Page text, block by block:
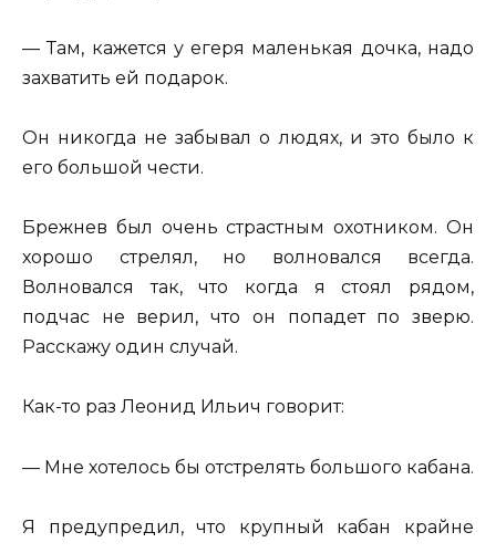
— Там, кажется у егеря маленькая дочка, надо
захватить ей подарок.
Он никогда не забывал о людях, и это было к
его большой чести.
Брежнев был очень страстным охотником. Он
хорошо стрелял, но волновался всегда.
Волновался так, что когда я стоял рядом,
подчас не верил, что он попадет по зверю.
Расскажу один случай.
Как-то раз Леонид Ильич говорит:
— Мне хотелось бы отстрелять большого кабана.
Я предупредил, что крупный кабан крайне